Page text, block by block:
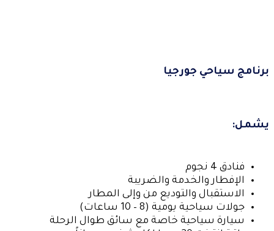
برنامج سياحي جورجيا
يشمل:
فنادق 4 نجوم
الإفطار والخدمة والضريبة
الاستقبال والتوديع من وإلى المطار
جولات سياحية يومية (8 – 10 ساعات)
سيارة سياحية خاصة مع سائق طوال الرحلة